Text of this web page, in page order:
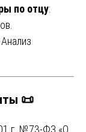
по отцу:
Анализ
📜